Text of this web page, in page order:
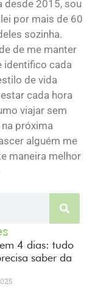
desde 2015, sou
por mais de 60
sozinha.
de me manter
identifico cada
de vida
cada hora
viajar sem
próxima
alguém me
maneira melhor
4 dias: tudo
saber da